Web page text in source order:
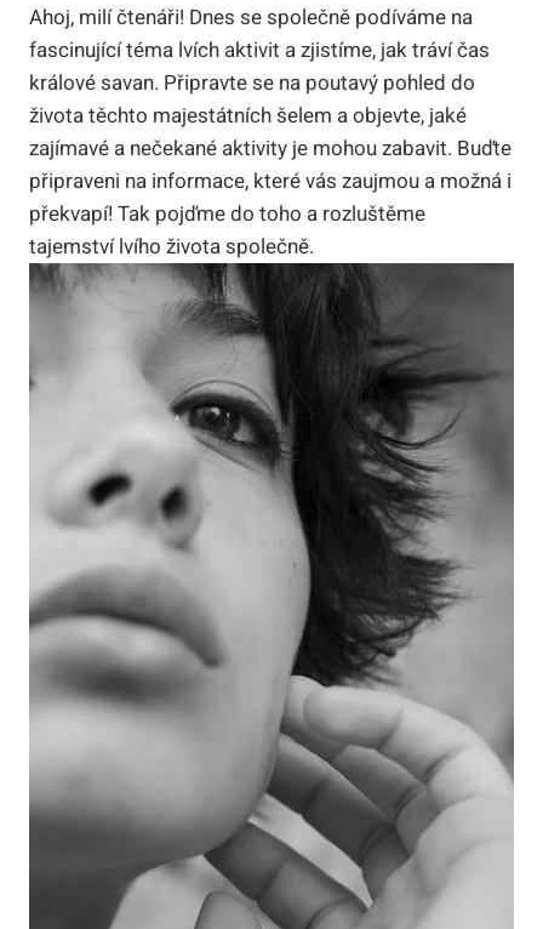
Ahoj, milí čtenáři! Dnes se společně podíváme na
fascinující téma lvích aktivit a zjistíme, jak tráví čas
králové savan. Připravte se na poutavý pohled do
života těchto majestátních šelem a objevte, jaké
zajímavé a nečekané aktivity je mohou zabavit. Buďte
připraveni na informace, které vás zaujmou a možná i
překvapí! Tak pojďme do toho a rozluštěme
tajemství lvího života společně.